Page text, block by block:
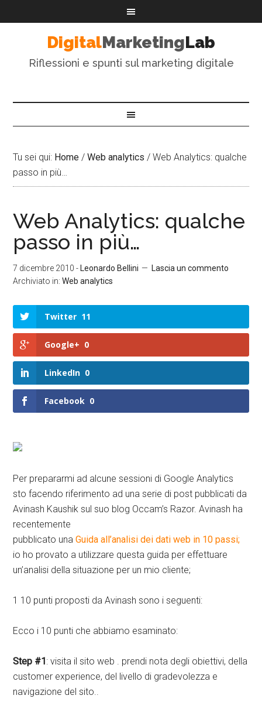
DigitalMarketingLab
Riflessioni e spunti sul marketing digitale
Tu sei qui: Home / Web analytics / Web Analytics: qualche
passo in più…
Web Analytics: qualche
passo in più…
7 dicembre 2010 - Leonardo Bellini
Lascia un commento
Archiviato in:Web analytics
Twitter 11
Google+ 0
LinkedIn 0
Facebook 0
Per prepararmi ad alcune sessioni di Google Analytics
sto facendo riferimento ad una serie di post pubblicati da
Avinash Kaushik sul suo blog Occam’s Razor. Avinash ha
recentemente
pubblicato unaGuida all’analisi dei dati web in 10 passi;
io ho provato a utilizzare questa guida per effettuare
un’analisi della situazione per un mio cliente;
1 10 punti proposti da Avinash sono i seguenti:
Ecco i 10 punti che abbiamo esaminato:
Step #1 : visita il sito web . prendi nota degli obiettivi, della
customer experience, del livello di gradevolezza e
navigazione del sito..